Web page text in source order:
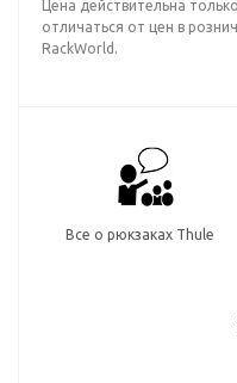
Цена действительна
отличаться от цен в
RackWorld.
Все о рюкзаках Thule